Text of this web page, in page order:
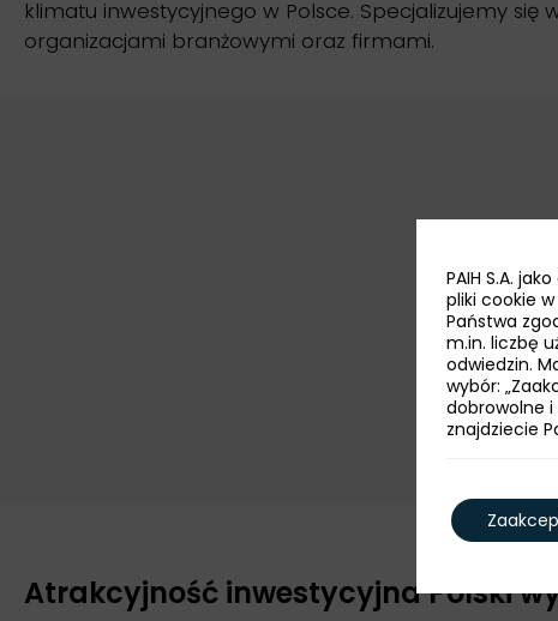
klimatu inwestycyjnego w Polsce. Specjalizujemy
organizacjami branżowymi oraz firmami.
Atrakcyjność inwestycyjna Polski
PAIH S.A.
pliki cookie
Państwa
m.in. liczbę
odwiedzin.
wybór:
dobrowolne
znajdziecie